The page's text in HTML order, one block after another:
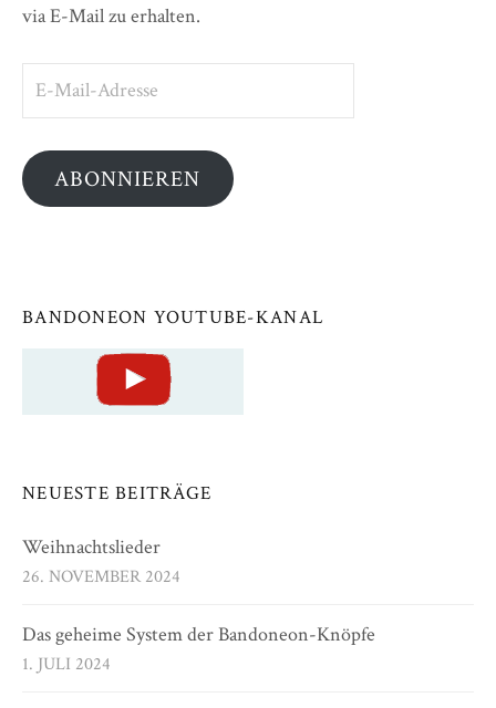
via E-Mail zu erhalten.
ABONNIEREN
BANDONEON YOUTUBE-KANAL
NEUESTE BEITRÄGE
Weihnachtslieder
26. NOVEMBER 2024
Das geheime System der Bandoneon-Knöpfe
1. JULI 2024